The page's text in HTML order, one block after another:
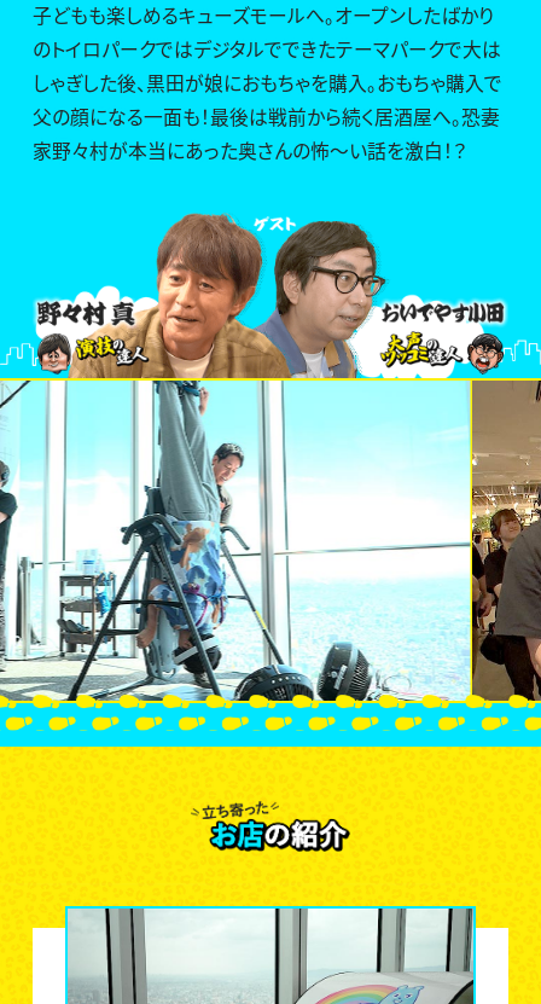
子どもも楽しめるキューズモールへ。オープンしたばかり
のトイロパークではデジタルでできたテーマパークで大は
しゃぎした後、黒田が娘におもちゃを購入。おもちゃ購入で
父の顔になる一面も！最後は戦前から続く居酒屋へ。恐妻
家野々村が本当にあった奥さんの怖～い話を激白！？